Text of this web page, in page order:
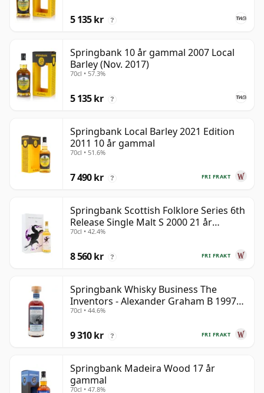
5 135 kr ?
Springbank 10 år gammal 2007 Local
Barley (Nov. 2017)
70cl • 57.3%
5 135 kr ?
Springbank Local Barley 2021 Edition
2011 10 år gammal
70cl • 51.6%
FRI FRAKT
7 490 kr ?
Springbank Scottish Folklore Series 6th
Release Single Malt S 2000 21 år
gammal
70cl • 42.4%
FRI FRAKT
8 560 kr ?
Springbank Whisky Business The
Inventors - Alexander Graham B 1997
28 år gammal
70cl • 44.6%
FRI FRAKT
9 310 kr ?
Springbank Madeira Wood 17 år
gammal
70cl • 47.8%